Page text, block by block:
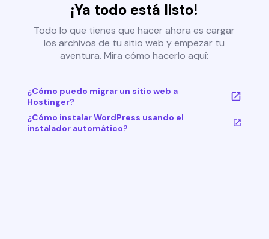
¡Ya todo está listo!
Todo lo que tienes que hacer ahora es cargar
los archivos de tu sitio web y empezar tu
aventura. Mira cómo hacerlo aquí:
¿Cómo puedo migrar un sitio web a
Hostinger?
¿Cómo instalar WordPress usando el
instalador automático?